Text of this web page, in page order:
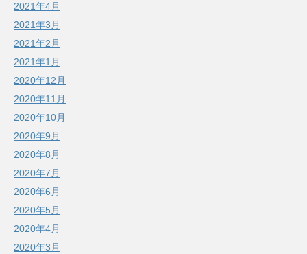
2021年4月
2021年3月
2021年2月
2021年1月
2020年12月
2020年11月
2020年10月
2020年9月
2020年8月
2020年7月
2020年6月
2020年5月
2020年4月
2020年3月